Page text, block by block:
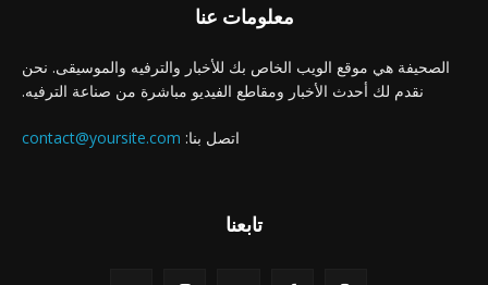
معلومات عنا
الصحيفة هي موقع الويب الخاص بك للأخبار والترفيه والموسيقى. نحن
نقدم لك أحدث الأخبار ومقاطع الفيديو مباشرة من صناعة الترفيه.
اتصل بنا: contact@yoursite.com
تابعنا